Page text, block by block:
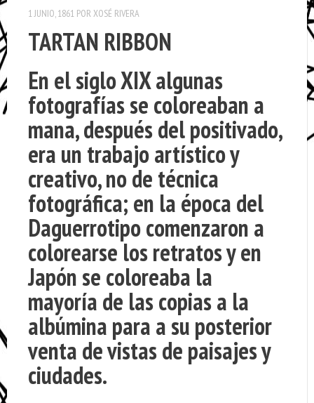
1 JUNIO, 1861 PORXOSÉ RIVERA
TARTAN RIBBON
En el siglo XIX algunas
fotografías se coloreaban a
mana, después del positivado,
era un trabajo artístico y
creativo, no de técnica
fotográfica; en la época del
Daguerrotipo comenzaron a
colorearse los retratos y en
Japón se coloreaba la
mayoría de las copias a la
albúmina para a su posterior
venta de vistas de paisajes y
ciudades.